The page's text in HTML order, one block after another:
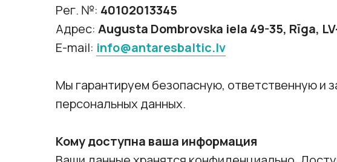
Рег. №: 40102013345
Адрес: Augusta Dombrovska iela 49-35, Rīga,
E-mail: info@antaresbaltic.lv
Мы гарантируем безопасную, ответственную и
персональных данных.
Кому доступна ваша информация